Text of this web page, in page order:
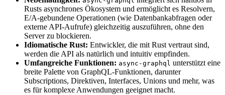
Rusts asynchrones Ökosystem und ermöglicht es Resolvern,
E/A-gebundene Operationen (wie Datenbankabfragen oder
externe API-Aufrufe) gleichzeitig auszuführen, ohne den
Server zu blockieren.
Idiomatische Rust: Entwickler, die mit Rust vertraut sind,
werden die API als natürlich und intuitiv empfinden.
Umfangreiche Funktionen: async-graphql unterstützt eine
breite Palette von GraphQL-Funktionen, darunter
Subscriptions, Direktiven, Interfaces, Unions und mehr, was
es für komplexe Anwendungen geeignet macht.